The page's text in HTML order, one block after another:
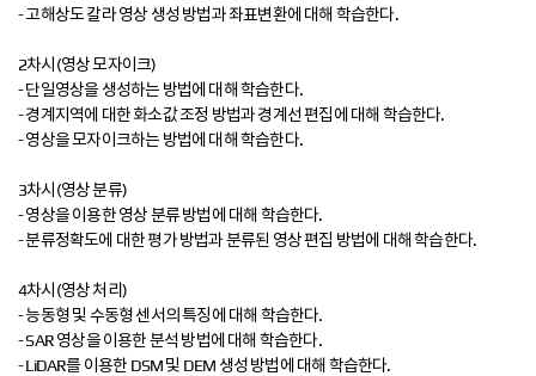
- 고해상도 칼라 영상 생성 방법과 좌표변환에 대해 학습한다.
2차시(영상 모자이크)
- 단일영상을 생성하는 방법에 대해 학습한다.
- 경계지역에 대한 화소값 조정 방법과 경계선 편집에 대해 학습한다.
- 영상을 모자이크하는 방법에 대해 학습한다.
3차시(영상 분류)
- 영상을 이용한 영상 분류 방법에 대해 학습한다.
- 분류정확도에 대한 평가 방법과 분류된 영상 편집 방법에 대해 학습한다.
4차시(영상 처리)
- 능동형 및 수동형 센서의 특징에 대해 학습한다.
- SAR 영상을 이용한 분석 방법에 대해 학습한다.
- LiDAR를 이용한 DSM 및 DEM 생성 방법에 대해 학습한다.